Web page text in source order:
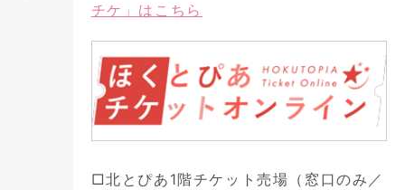
チケ」はこちら
□北とぴあ1階チケット売場（窓口のみ／